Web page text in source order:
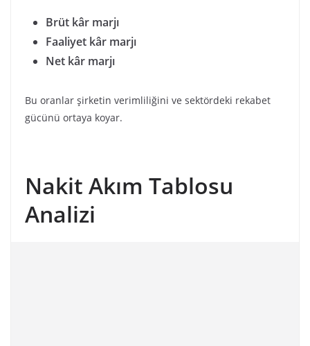
Brüt kâr marjı
Faaliyet kâr marjı
Net kâr marjı
Bu oranlar şirketin verimliliğini ve sektördeki rekabet
gücünü ortaya koyar.
Nakit Akım Tablosu
Analizi